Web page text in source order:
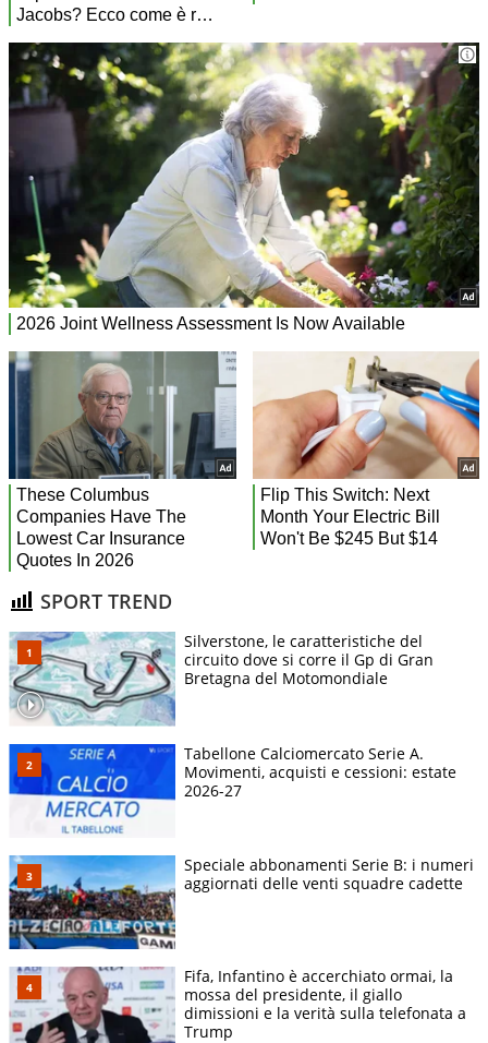
SPORT TREND
Silverstone, le caratteristiche del
circuito dove si corre il Gp di Gran
Bretagna del Motomondiale
Tabellone Calciomercato Serie A.
Movimenti, acquisti e cessioni: estate
2026-27
Speciale abbonamenti Serie B: i numeri
aggiornati delle venti squadre cadette
Fifa, Infantino è accerchiato ormai, la
mossa del presidente, il giallo
dimissioni e la verità sulla telefonata a
Trump